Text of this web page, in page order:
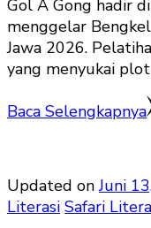
Gol A Gong hadir
menggelar
Jawa 2026.
yang menyukai
Baca Selengkapnya
Updated onJuni
Literasi Safari